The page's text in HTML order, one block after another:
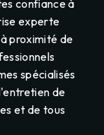
confiance à
experte
proximité de
spécialisés
de
et de tous